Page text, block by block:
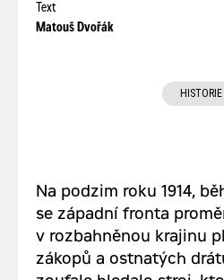
Text
Matouš Dvořák
HISTORIE
Na podzim roku 1914,
se západní fronta
v rozbahněnou krajinu
zákopů a ostnatých